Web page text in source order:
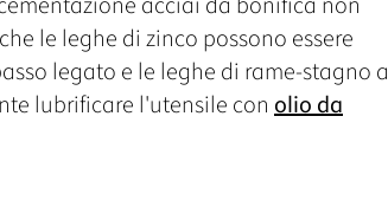
le leghe di zinco possono essere
legato e le leghe di rame-stagno a
lubrificare l'utensile con olio da